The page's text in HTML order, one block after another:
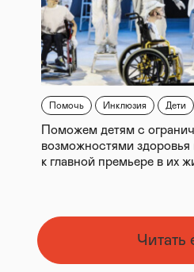
Помочь Инклюзия Дети
Поможем детям с
возможностями здоровья
к главной премьере в их
Читать